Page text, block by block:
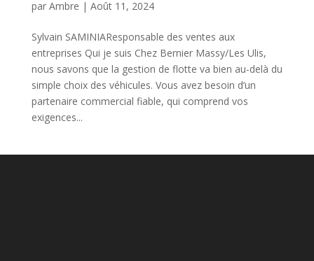
par Ambre | Août 11, 2024
Sylvain SAMINIAResponsable des ventes aux
entreprises Qui je suis Chez Bernier Massy/Les Ulis,
nous savons que la gestion de flotte va bien au-delà du
simple choix des véhicules. Vous avez besoin d’un
partenaire commercial fiable, qui comprend vos
exigences...